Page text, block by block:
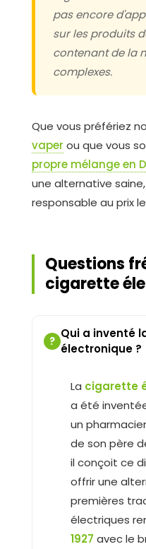
pas encore
sur les produits
contenant de la
complexes.
Que vous préfériez
vaper ou que vous
propre mélange en
une alternative
responsable au prix
Questions
cigarette
?
Qui a inventé
électronique ?
La cigarette
a été
un
de son père
il conçoit ce
offrir une
premières
électriques
1927 avec le